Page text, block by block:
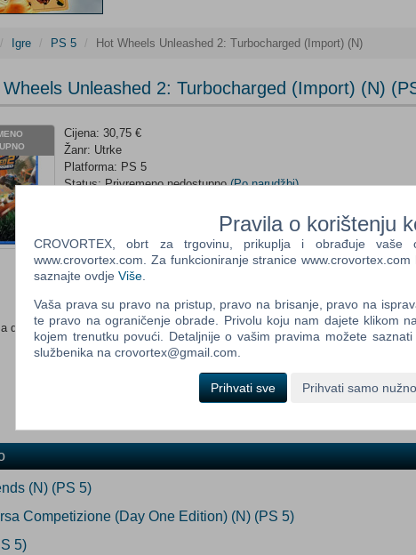
Igre PS 5 Hot Wheels Unleashed 2: Turbocharged (Import) (N)
Unleashed 2: Turbocharged (Import) (N)
Cijena: 30,75 €
Žanr: Utrke
Platforma: PS 5
Status: Privremeno nedostupno(Po narudžbi)
Obavijesti me kada proizvod postane dostupan:
Email:
dob:
(N) (PS 5)
Competizione (Day One Edition) (N) (PS 5)
5)
Pravila o korištenju
CROVORTEX, obrt za trgovinu, prikuplja i obrađuje vaše
www.crovortex.com. Za funkcioniranje stranice
saznajte ovdje Više
Vaša prava su pravo na pristup, pravo na brisanje, pravo na
te pravo na ograničenje obrade. Privolu koju nam dajete klikom
kojem trenutku povući. Detaljnije o vašim pravima možete saznati
službenika na crovortex@gmail.com.
Prihvati sve Prihvati samo nužno